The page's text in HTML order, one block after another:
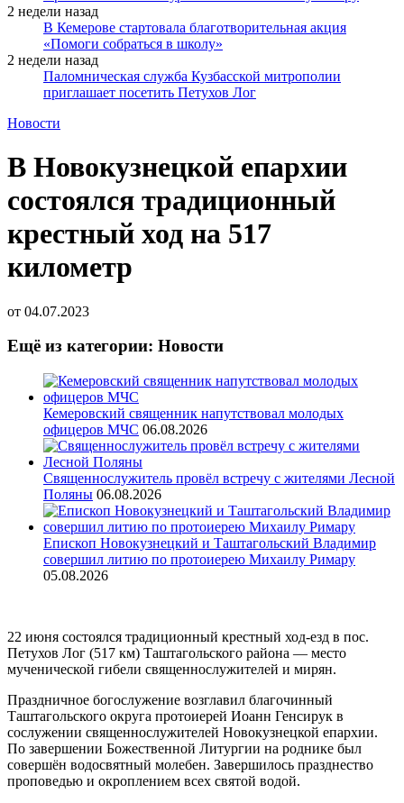
2 недели назад
В Кемерове стартовала благотворительная акция
«Помоги собраться в школу»
2 недели назад
Паломническая служба Кузбасской митрополии
приглашает посетить Петухов Лог
Новости
В Новокузнецкой епархии
состоялся традиционный
крестный ход на 517
километр
от 04.07.2023
Ещё из категории: Новости
Кемеровский священник напутствовал молодых
офицеров МЧС 06.08.2026
Священнослужитель провёл встречу с жителями Лесной
Поляны 06.08.2026
Епископ Новокузнецкий и Таштагольский Владимир
совершил литию по протоиерею Михаилу Римару
05.08.2026
22 июня состоялся традиционный крестный ход-езд в пос.
Петухов Лог (517 км) Таштагольского района — место
мученической гибели священнослужителей и мирян.
Праздничное богослужение возглавил благочинный
Таштагольского округа протоиерей Иоанн Генсирук в
сослужении священнослужителей Новокузнецкой епархии.
По завершении Божественной Литургии на роднике был
совершён водосвятный молебен. Завершилось празднество
проповедью и окроплением всех святой водой.